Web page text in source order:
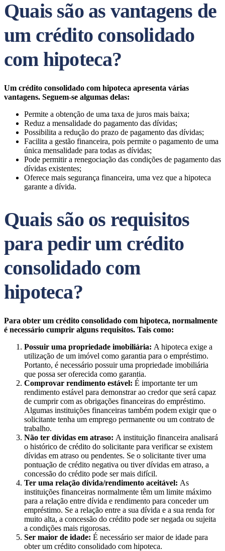
Quais são as vantagens de
um crédito consolidado
com hipoteca?
Um crédito consolidado com hipoteca apresenta várias
vantagens. Seguem-se algumas delas:
Permite a obtenção de uma taxa de juros mais baixa;
Reduz a mensalidade do pagamento das dívidas;
Possibilita a redução do prazo de pagamento das dívidas;
Facilita a gestão financeira, pois permite o pagamento de uma
única mensalidade para todas as dívidas;
Pode permitir a renegociação das condições de pagamento das
dívidas existentes;
Oferece mais segurança financeira, uma vez que a hipoteca
garante a dívida.
Quais são os requisitos
para pedir um crédito
consolidado com
hipoteca?
Para obter um crédito consolidado com hipoteca, normalmente
é necessário cumprir alguns requisitos. Tais como:
Possuir uma propriedade imobiliária: A hipoteca exige a
utilização de um imóvel como garantia para o empréstimo.
Portanto, é necessário possuir uma propriedade imobiliária
que possa ser oferecida como garantia.
Comprovar rendimento estável: É importante ter um
rendimento estável para demonstrar ao credor que será capaz
de cumprir com as obrigações financeiras do empréstimo.
Algumas instituições financeiras também podem exigir que o
solicitante tenha um emprego permanente ou um contrato de
trabalho.
Não ter dívidas em atraso: A instituição financeira analisará
o histórico de crédito do solicitante para verificar se existem
dívidas em atraso ou pendentes. Se o solicitante tiver uma
pontuação de crédito negativa ou tiver dívidas em atraso, a
concessão do crédito pode ser mais difícil.
Ter uma relação dívida/rendimento aceitável: As
instituições financeiras normalmente têm um limite máximo
para a relação entre dívida e rendimento para conceder um
empréstimo. Se a relação entre a sua dívida e a sua renda for
muito alta, a concessão do crédito pode ser negada ou sujeita
a condições mais rigorosas.
Ser maior de idade: É necessário ser maior de idade para
obter um crédito consolidado com hipoteca.